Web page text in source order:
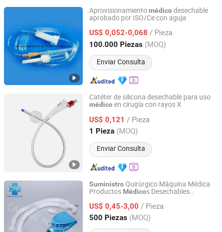
Aprovisionamientomédicodesechable
aprobado por ISO/Ce con aguja
US$ 0,052-0,068 / Pieza
100.000 Piezas (MOQ)
Enviar Consulta
Weifang Huaxing Medical Instruments Co., Ltd.
Shandong, China Desde 2015
Catéter de silicona desechable para uso
médicoen cirugía con rayos X
US$ 0,121 / Pieza
1 Pieza (MOQ)
Enviar Consulta
Guangzhou Medisys Technology Co., Ltd.
Guangdong, China Desde 2025
SuministroQuirúrgico Máquina Médica
Productos Médicos Desechables
Respiración Corrugado Expandible Liso
UCI Ventilador
US$ 0,45-3,00 / Pieza
500 Piezas (MOQ)
Shaoxing Carere Medical Appliance Co., Ltd.
Zhejiang, China Desde 2020